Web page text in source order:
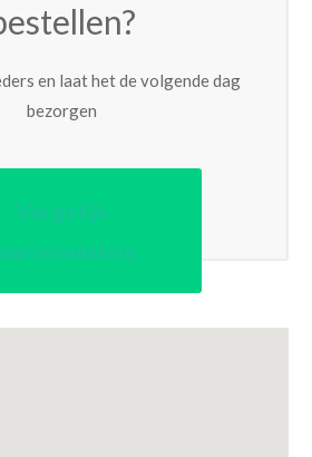
en laat het de volgende dag
bezorgen
Vergelijk